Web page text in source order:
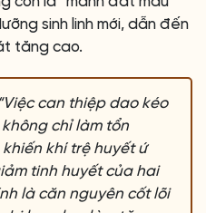
sinh linh mới, dẫn đến
tăng cao.
can thiệp dao kéo
chỉ làm tổn
khí trệ huyết ứ
tinh huyết của hai
là căn nguyên cốt lõi